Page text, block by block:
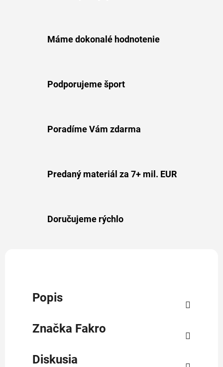
Máme dokonalé hodnotenie
Podporujeme šport
Poradíme Vám zdarma
Predaný materiál za 7+ mil. EUR
Doručujeme rýchlo
Popis
Značka Fakro
Diskusia